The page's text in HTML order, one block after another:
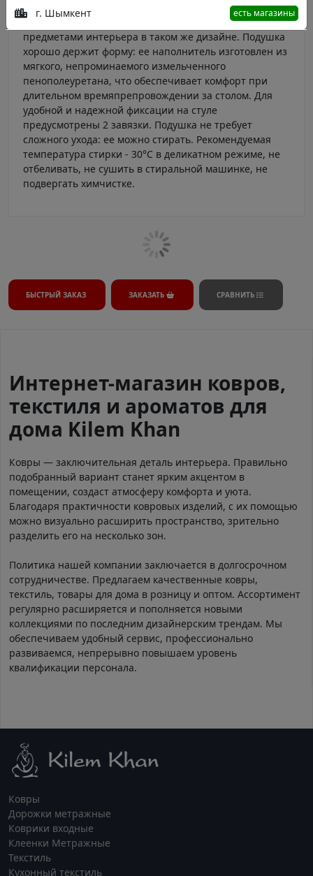
г. Шымкент есть магазины
принт освежает помещение столовой, веранды,
кухонной зоны и удачно сочетается с другими
предметами интерьера в таком же дизайне. Подушка
хорошо держит форму: ее наполнитель изготовлен из
мягкого, непроминаемого измельченного
пенополеуретана, что обеспечивает комфорт при
длительном времяпрепровождении за столом. Для
удобной и надежной фиксации на стуле
предусмотрены 2 завязки. Подушка не требует
сложного ухода: ее можно стирать. Рекомендуемая
температура стирки - 30°С в деликатном режиме, не
отбеливать, не сушить в стиральной машинке, не
подвергать химчистке.
БЫСТРЫЙ ЗАКАЗ ЗАКАЗАТЬ СРАВНИТЬ
Интернет-магазин ковров,
текстиля и ароматов для
дома Kilem Khan
Ковры — заключительная деталь интерьера. Правильно
подобранный вариант станет ярким акцентом в
помещении, создаст атмосферу комфорта и уюта.
Благодаря практичности ковровых изделий, с их помощью
можно визуально расширить пространство, зрительно
разделить его на несколько зон.
Политика нашей компании заключается в долгосрочном
сотрудничестве. Предлагаем качественные ковры,
текстиль, товары для дома в розницу и оптом. Ассортимент
регулярно расширяется и пополняется новыми
коллекциями по последним дизайнерским трендам. Мы
обеспечиваем удобный сервис, профессионально
развиваемся, непрерывно повышаем уровень
квалификации персонала.
Ковры
Дорожки метражные
Коврики входные
Клеенки Метражные
Текстиль
Кухонный текстиль